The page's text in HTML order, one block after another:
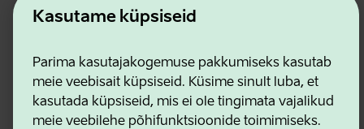
Kasutame küpsiseid
Parima kasutajakogemuse pakkumiseks kasutab
meie veebisait küpsiseid. Küsime sinult luba, et
kasutada küpsiseid, mis ei ole tingimata vajalikud
meie veebilehe põhifunktsioonide toimimiseks.